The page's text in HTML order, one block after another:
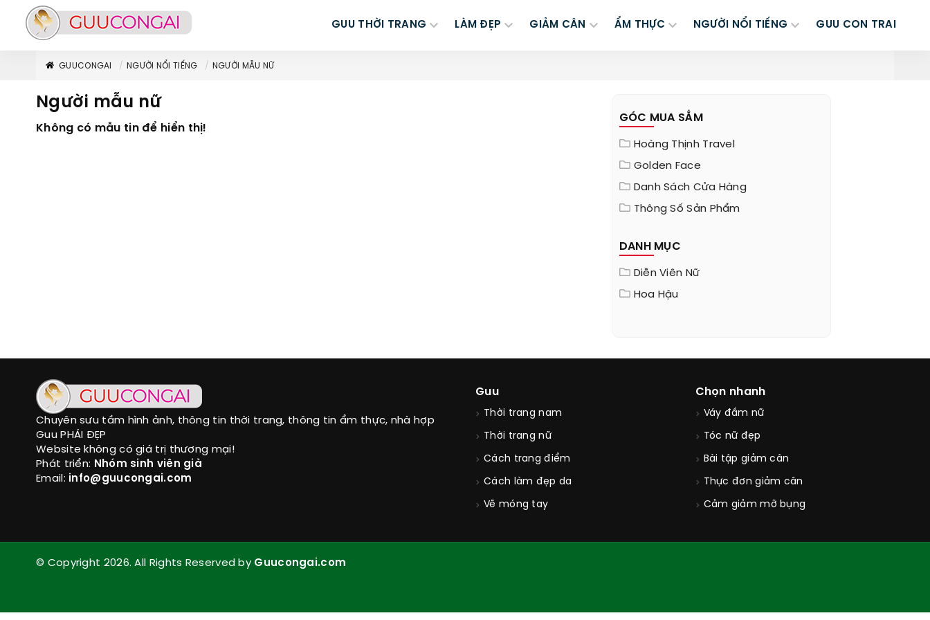
GUU THỜI TRANG LÀM ĐẸP GIẢM CÂN ẨM THỰC NGƯỜI NỔI TIẾNG GUU CON TRAI
GUUCONGAI NGƯỜI NỔI TIẾNG NGƯỜI MẪU NỮ
Người mẫu nữ
Không có mẫu tin để hiển thị!
GÓC MUA SẮM
Hoàng Thịnh Travel
Golden Face
Danh Sách Cửa Hàng
Thông Số Sản Phẩm
DANH MỤC
Diễn Viên Nữ
Hoa Hậu
Chuyên sưu tầm hình ảnh, thông tin thời trang, thông tin ẩm thực, nhà hợp
Guu PHÁI ĐẸP
Website không có giá trị thương mại!
Phát triển: Nhóm sinh viên già
Email: info@guucongai.com
Guu
Thời trang nam
Thời trang nữ
Cách trang điểm
Cách làm đẹp da
Vẽ móng tay
Chọn nhanh
Váy đầm nữ
Tóc nữ đẹp
Bài tập giảm cân
Thực đơn giảm cân
Cảm giảm mỡ bụng
© Copyright 2026. All Rights Reserved by Guucongai.com